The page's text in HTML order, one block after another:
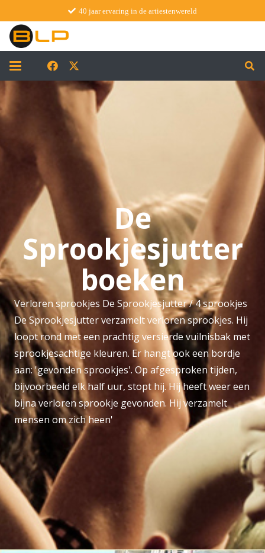
40 jaar ervaring in de artiestenwereld
De
Sprookjesjutter
boeken
Verloren sprookjes De Sprookjesjutter / 4 sprookjes
De Sprookjesjutter verzamelt verloren sprookjes. Hij
loopt rond met een prachtig versierde vuilnisbak met
sprookjesachtige kleuren. Er hangt ook een bordje
aan: 'gevonden sprookjes'. Op afgesproken tijden,
bijvoorbeeld elk half uur, stopt hij. Hij heeft weer een
bijna verloren sprookje gevonden. Hij verzamelt
mensen om zich heen'